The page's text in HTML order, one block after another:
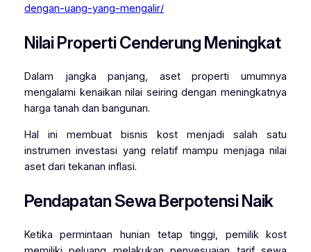
dengan-uang-yang-mengalir/
Nilai Properti Cenderung Meningkat
Dalam jangka panjang, aset properti umumnya
mengalami kenaikan nilai seiring dengan meningkatnya
harga tanah dan bangunan.
Hal ini membuat bisnis kost menjadi salah satu
instrumen investasi yang relatif mampu menjaga nilai
aset dari tekanan inflasi.
Pendapatan Sewa Berpotensi Naik
Ketika permintaan hunian tetap tinggi, pemilik kost